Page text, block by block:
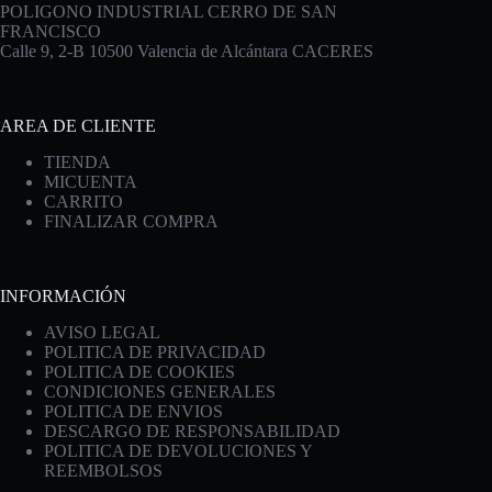
POLIGONO INDUSTRIAL CERRO DE SAN
FRANCISCO
Calle 9, 2-B 10500 Valencia de Alcántara CACERES
AREA DE CLIENTE
TIENDA
MICUENTA
CARRITO
FINALIZAR COMPRA
INFORMACIÓN
AVISO LEGAL
POLITICA DE PRIVACIDAD
POLITICA DE COOKIES
CONDICIONES GENERALES
POLITICA DE ENVIOS
DESCARGO DE RESPONSABILIDAD
POLITICA DE DEVOLUCIONES Y
REEMBOLSOS